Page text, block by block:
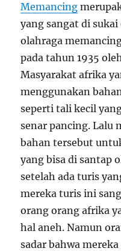
Memancing
yang sangat di
olahraga
pada tahun 1935
Masyarakat afrika
menggunakan
seperti tali kecil
senar pancing. Lalu
bahan tersebut
yang bisa di santap
setelah ada turis
mereka turis ini
orang orang afrika
hal aneh. Namun
sadar bahwa